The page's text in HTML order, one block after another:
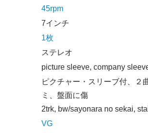
45rpm
7インチ
1枚
ステレオ
picture sleeve, company
ピクチャー・スリーブ付、２
ミ、盤面に傷
2trk, bw/sayonara no sekai,
VG